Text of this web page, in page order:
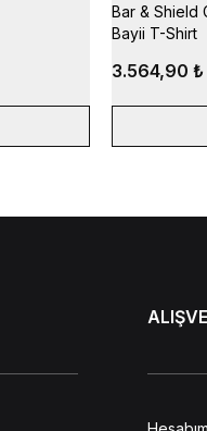
Bar & Shield
Bayii T-Shirt
3.564,90 ₺